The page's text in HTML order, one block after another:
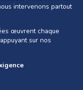
intervenons partout
œuvrent chaque
sur nos